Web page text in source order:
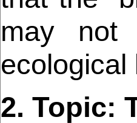
may not
ecological
2. Topic: